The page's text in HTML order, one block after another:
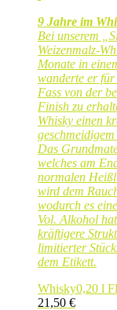
9 Jahre im
Bei unserem
Weizenmalz-
Monate in
wanderte er für
Fass von der
Finish zu
Whisky einen
Das
welches am
normalen
wird dem
wodurch es
Vol. Alkohol
kräftigere
limitierter
dem Etikett.
Whisky0,20 l
21,50 €